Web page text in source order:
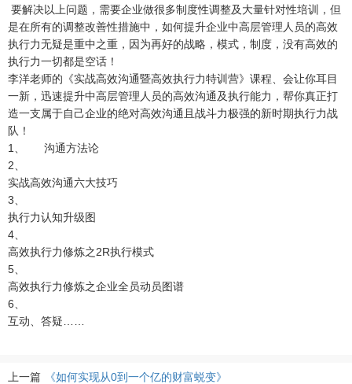
要解决以上问题，需要企业做很多制度性调整及大量针对性培训，但
是在所有的调整改善性措施中，如何提升企业中高层管理人员的高效
执行力无疑是重中之重，因为再好的战略，模式，制度，没有高效的
执行力一切都是空话！
李洋老师的《实战高效沟通暨高效执行力特训营》课程、会让你耳目
一新，迅速提升中高层管理人员的高效沟通及执行能力，帮你真正打
造一支属于自己企业的绝对高效沟通且战斗力极强的新时期执行力战
队！
1、 沟通方法论
2、
实战高效沟通六大技巧
3、
执行力认知升级图
4、
高效执行力修炼之2R执行模式
5、
高效执行力修炼之企业全员动员图谱
6、
互动、答疑……
上一篇
《如何实现从0到一个亿的财富蜕变》